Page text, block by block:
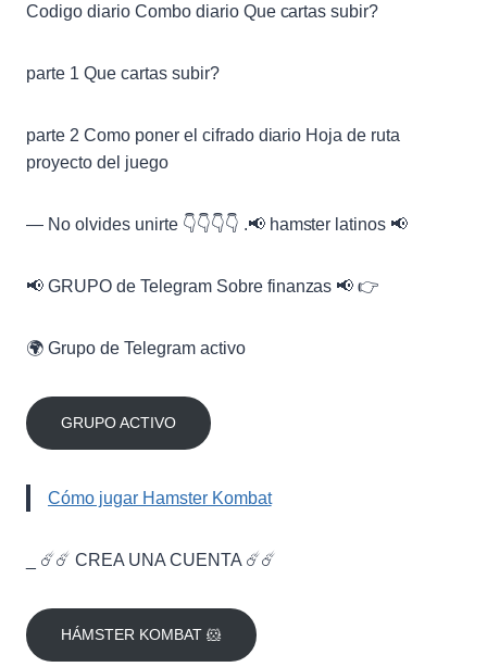
Codigo diario Combo diario Que cartas subir?
parte 1 Que cartas subir?
parte 2 Como poner el cifrado diario Hoja de ruta
proyecto del juego
— No olvides unirte 👇👇👇👇 .📢 hamster latinos 📢
📢 GRUPO de Telegram Sobre finanzas 📢 👉
🌍 Grupo de Telegram activo
GRUPO ACTIVO
Cómo jugar Hamster Kombat
_ ☄️☄️ CREA UNA CUENTA ☄️☄️
HÁMSTER KOMBAT 🐹